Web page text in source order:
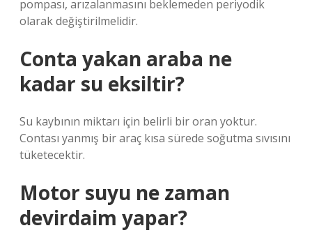
pompası, arızalanmasını beklemeden periyodik
olarak değiştirilmelidir.
Conta yakan araba ne
kadar su eksiltir?
Su kaybının miktarı için belirli bir oran yoktur.
Contası yanmış bir araç kısa sürede soğutma sıvısını
tüketecektir.
Motor suyu ne zaman
devirdaim yapar?